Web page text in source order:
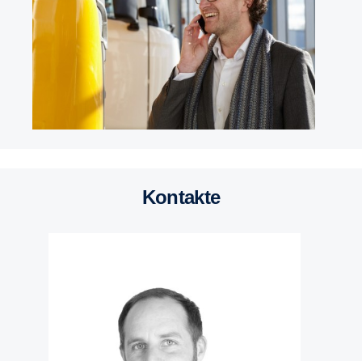
Kontakte